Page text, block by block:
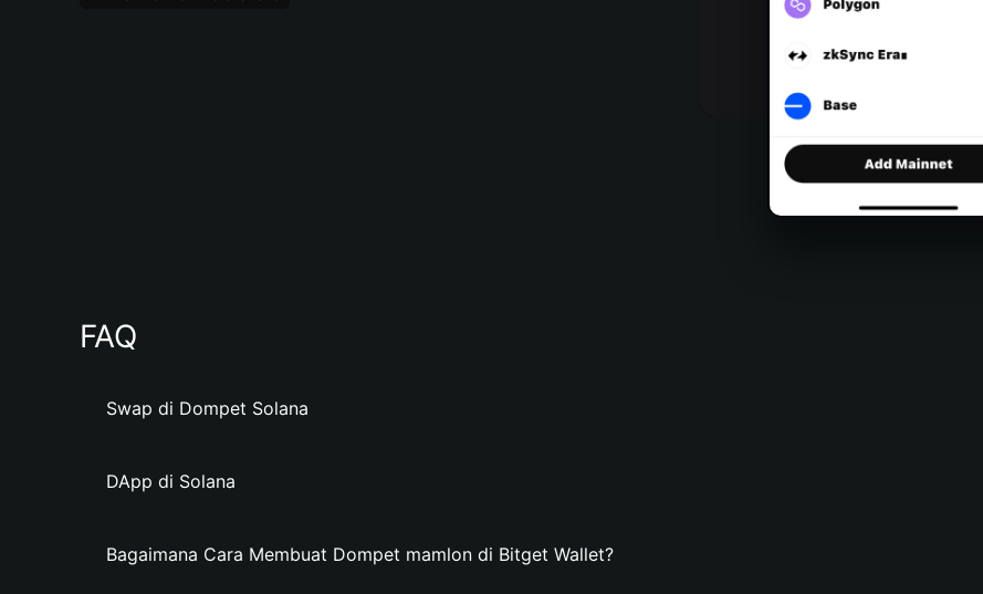
FAQ
Swap di Dompet Solana
DApp di Solana
Bagaimana Cara Membuat Dompet mamlon di Bitget Wallet?